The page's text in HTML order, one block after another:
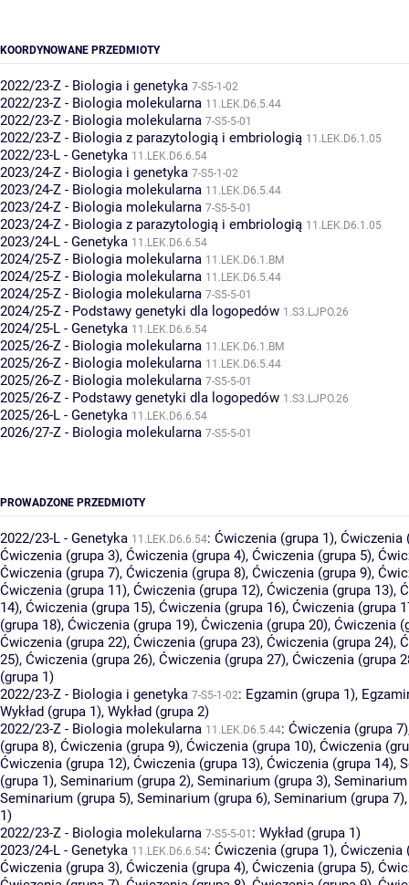
KOORDYNOWANE PRZEDMIOTY
2022/23-Z - Biologia i genetyka 7-S5-1-02
2022/23-Z - Biologia molekularna 11.LEK.D6.5.44
2022/23-Z - Biologia molekularna 7-S5-5-01
2022/23-Z - Biologia z parazytologią i embriologią 11.LEK.D6.1.05
2022/23-L - Genetyka 11.LEK.D6.6.54
2023/24-Z - Biologia i genetyka 7-S5-1-02
2023/24-Z - Biologia molekularna 11.LEK.D6.5.44
2023/24-Z - Biologia molekularna 7-S5-5-01
2023/24-Z - Biologia z parazytologią i embriologią 11.LEK.D6.1.05
2023/24-L - Genetyka 11.LEK.D6.6.54
2024/25-Z - Biologia molekularna 11.LEK.D6.1.BM
2024/25-Z - Biologia molekularna 11.LEK.D6.5.44
2024/25-Z - Biologia molekularna 7-S5-5-01
2024/25-Z - Podstawy genetyki dla logopedów 1.S3.LJPO.26
2024/25-L - Genetyka 11.LEK.D6.6.54
2025/26-Z - Biologia molekularna 11.LEK.D6.1.BM
2025/26-Z - Biologia molekularna 11.LEK.D6.5.44
2025/26-Z - Biologia molekularna 7-S5-5-01
2025/26-Z - Podstawy genetyki dla logopedów 1.S3.LJPO.26
2025/26-L - Genetyka 11.LEK.D6.6.54
2026/27-Z - Biologia molekularna 7-S5-5-01
PROWADZONE PRZEDMIOTY
2022/23-L - Genetyka 11.LEK.D6.6.54: Ćwiczenia (grupa 1), Ćwiczenia
Ćwiczenia (grupa 3), Ćwiczenia (grupa 4), Ćwiczenia (grupa 5),
Ćwiczenia (grupa 7), Ćwiczenia (grupa 8), Ćwiczenia (grupa 9),
Ćwiczenia (grupa 11), Ćwiczenia (grupa 12), Ćwiczenia (grupa 13),
14), Ćwiczenia (grupa 15), Ćwiczenia (grupa 16), Ćwiczenia (grupa
(grupa 18), Ćwiczenia (grupa 19), Ćwiczenia (grupa 20), Ćwiczenia
Ćwiczenia (grupa 22), Ćwiczenia (grupa 23), Ćwiczenia (grupa 24),
25), Ćwiczenia (grupa 26), Ćwiczenia (grupa 27), Ćwiczenia (grupa
(grupa 1)
2022/23-Z - Biologia i genetyka 7-S5-1-02: Egzamin (grupa 1),
Wykład (grupa 1), Wykład (grupa 2)
2022/23-Z - Biologia molekularna 11.LEK.D6.5.44: Ćwiczenia (grupa 7)
(grupa 8), Ćwiczenia (grupa 9), Ćwiczenia (grupa 10), Ćwiczenia
Ćwiczenia (grupa 12), Ćwiczenia (grupa 13), Ćwiczenia (grupa 14),
(grupa 1), Seminarium (grupa 2), Seminarium (grupa 3),
Seminarium (grupa 5), Seminarium (grupa 6), Seminarium (grupa 7)
1)
2022/23-Z - Biologia molekularna 7-S5-5-01 : Wykład (grupa 1)
2023/24-L - Genetyka 11.LEK.D6.6.54: Ćwiczenia (grupa 1), Ćwiczenia
Ćwiczenia (grupa 3), Ćwiczenia (grupa 4), Ćwiczenia (grupa 5),